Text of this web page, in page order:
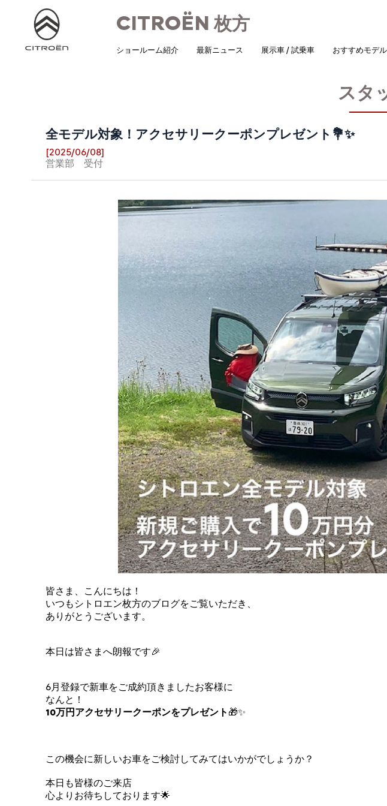
CITROËN枚方
ショールーム紹介 最新ニュース 展示車 / 試乗車 おすすめモデル
スタ
全モデル対象！アクセサリークーポンプレゼント💐✨
[2025/06/08]
営業部 受付
皆さま、こんにちは！
いつもシトロエン枚方のブログをご覧いただき、
ありがとうございます。
本日は皆さまへ朗報です🎉
6月登録で新車をご成約頂きましたお客様に
なんと！
10万円アクセサリークーポンをプレゼント 🎁✨
この機会に新しいお車をご検討してみてはいかがでしょうか？
本日も皆様のご来店
心よりお待ちしております🌟